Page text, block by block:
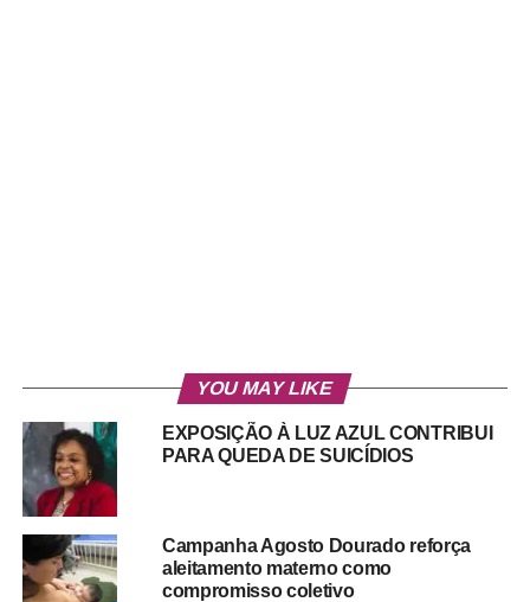
YOU MAY LIKE
EXPOSIÇÃO À LUZ AZUL CONTRIBUI
PARA QUEDA DE SUICÍDIOS
Campanha Agosto Dourado reforça
aleitamento materno como
compromisso coletivo